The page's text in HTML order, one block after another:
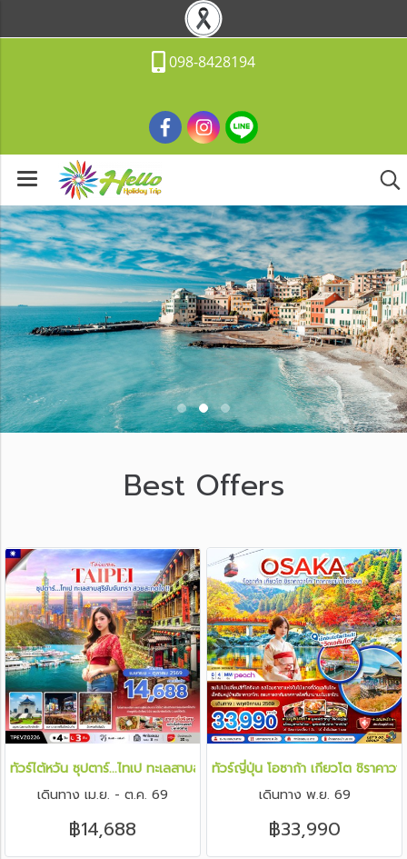
098-8428194
Best Offers
ทัวร์ไต้หวัน ซุปตาร์...ไทเป ทะเลสาบสุริยันจันทรา สวยสะกดใจ 4 วัน 3 คืน
เดินทาง เม.ย. - ต.ค. 69
฿14,688
ทัวร์ญี่ปุ่น โอซาก้า เกียวโต ชิราคาว
เดินทาง พ.ย. 69
฿33,990